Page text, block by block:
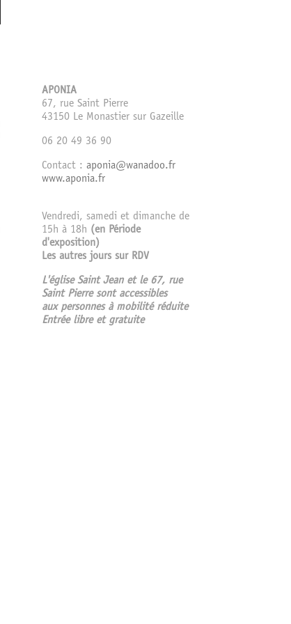
APONIA
67, rue Saint Pierre
43150 Le Monastier sur Gazeille
06 20 49 36 90
Contact : aponia@wanadoo.fr
www.aponia.fr
Vendredi, samedi et dimanche de
15h à 18h (en Période
d'exposition)
Les autres jours sur RDV
L'église Saint Jean et le 67, rue
Saint Pierre sont accessibles
aux personnes à mobilité réduite
Entrée libre et gratuite